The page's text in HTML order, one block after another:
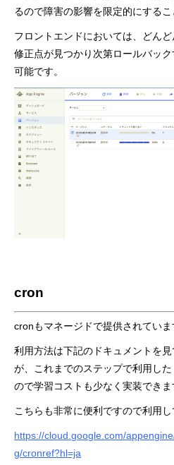
るので障害の影響を限定的にするこ
フロントエンドにおいては、どん
修正点が見つかり次第ロールバッ
可能です。
cron
cronもマネージドで提供されていま
利用方法は下記のドキュメントを
が、これまでのステップで利用し
ので学習コストも少なく実装できま
こちらも非常に便利ですので利用
https://cloud.google.com/
g/cronref?hl=ja